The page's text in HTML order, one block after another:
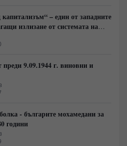
– един от западните
излизане от системата на
преди 9.09.1944 г. виновни и
- българите мохамедани за
години